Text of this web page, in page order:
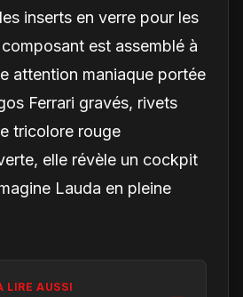
inserts en verre pour les
est assemblé à
attention maniaque portée
Ferrari gravés, rivets
tricolore rouge
elle révèle un cockpit
Lauda en pleine
LIRE AUSSI